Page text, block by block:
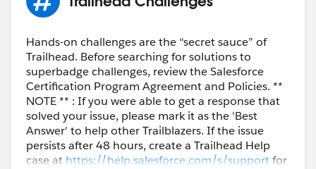
Hands-on challenges are the “secret sauce” of
Trailhead. Before searching for solutions to
superbadge challenges, review the Salesforce
Certification Program Agreement and Policies. **
NOTE ** : If you were able to get a response that
solved your issue, please mark it as the 'Best
Answer' to help other Trailblazers. If the issue
persists after 48 hours, create a Trailhead Help
case at https://help.salesforce.com/s/supportfor